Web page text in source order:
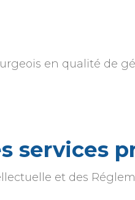
en qualité de
services
et des